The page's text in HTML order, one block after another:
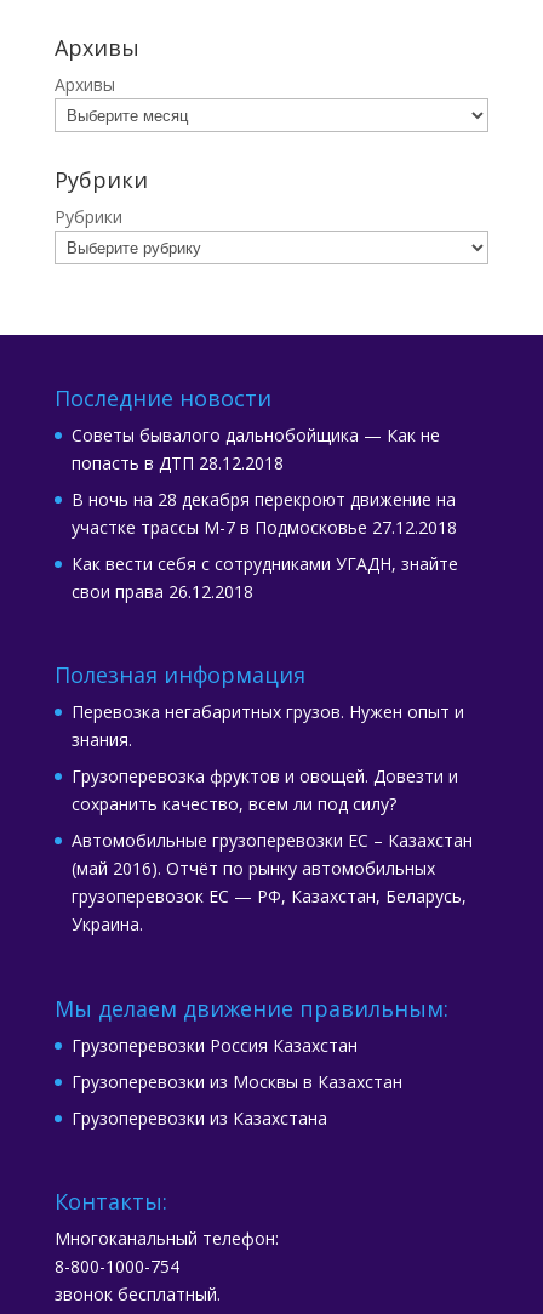
Архивы
Архивы
Рубрики
Рубрики
Последние новости
Советы бывалого дальнобойщика — Как не
попасть в ДТП 28.12.2018
В ночь на 28 декабря перекроют движение на
участке трассы М-7 в Подмосковье 27.12.2018
Как вести себя с сотрудниками УГАДН, знайте
свои права 26.12.2018
Полезная информация
Перевозка негабаритных грузов. Нужен опыт и
знания.
Грузоперевозка фруктов и овощей. Довезти и
сохранить качество, всем ли под силу?
Автомобильные грузоперевозки ЕС – Казахстан
(май 2016). Отчёт по рынку автомобильных
грузоперевозок ЕС — РФ, Казахстан, Беларусь,
Украина.
Мы делаем движение правильным:
Грузоперевозки Россия Казахстан
Грузоперевозки из Москвы в Казахстан
Грузоперевозки из Казахстана
Контакты:
Многоканальный телефон:
8-800-1000-754
звонок бесплатный.